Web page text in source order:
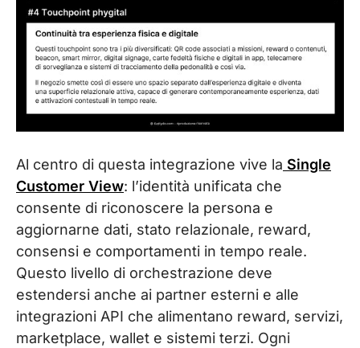
Al centro di questa integrazione vive la Single
Customer View: l’identità unificata che
consente di riconoscere la persona e
aggiornarne dati, stato relazionale, reward,
consensi e comportamenti in tempo reale.
Questo livello di orchestrazione deve
estendersi anche ai partner esterni e alle
integrazioni API che alimentano reward, servizi,
marketplace, wallet e sistemi terzi. Ogni